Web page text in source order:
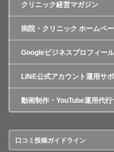
クリニック経営マガジン
病院・クリニック ホームペ
Googleビジネスプロフィー
LINE公式アカウント運用サ
動画制作・YouTube運用代
口コミ投稿ガイドライン